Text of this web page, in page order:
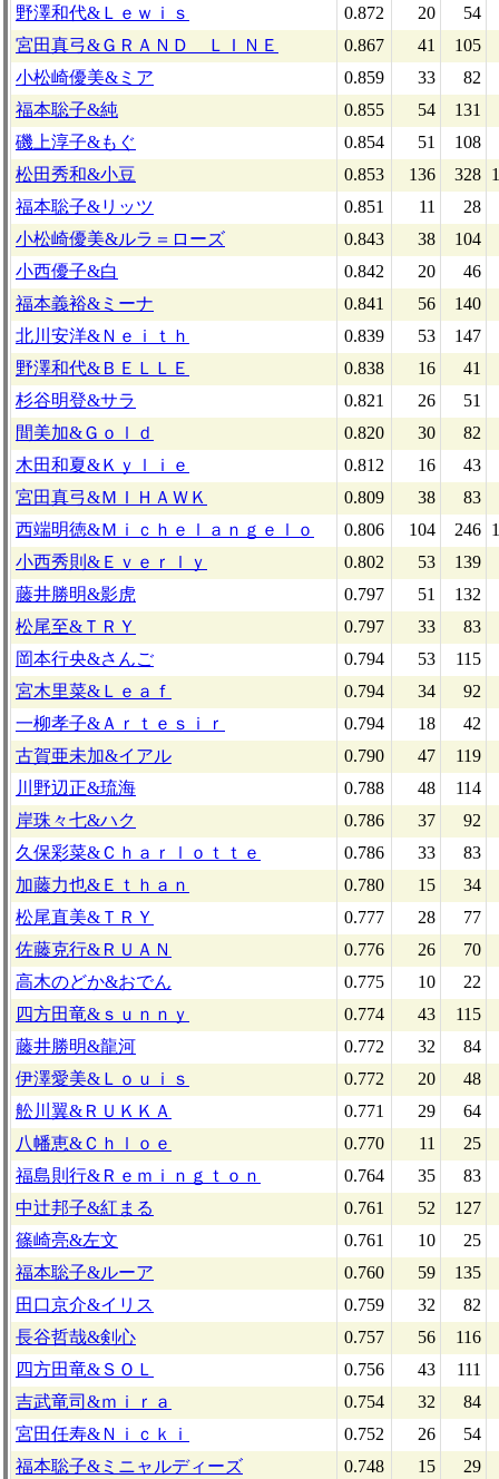
野澤和代&Ｌｅｗｉｓ
0.872 20
54
宮田真弓&ＧＲＡＮＤ ＬＩＮＥ
0.867 41
105
小松崎優美&ミア
0.859 33
82
福本聡子&純
0.855 54
131
磯上淳子&もぐ
0.854 51
108
松田秀和&小豆
0.853 136 328
福本聡子&リッツ
0.851 11
28
小松崎優美&ルラ＝ローズ
0.843 38
104
小西優子&白
0.842 20
46
福本義裕&ミーナ
0.841 56
140
北川安洋&Ｎｅｉｔｈ
0.839 53
147
野澤和代&ＢＥＬＬＥ
0.838 16
41
杉谷明登&サラ
0.821 26
51
間美加&Ｇｏｌｄ
0.820 30
82
木田和夏&Ｋｙｌｉｅ
0.812 16
43
宮田真弓&ＭＩＨＡＷＫ
0.809 38
83
西端明徳&Ｍｉｃｈｅｌａｎｇｅｌｏ
0.806 104 246
小西秀則&Ｅｖｅｒｌｙ
0.802 53
139
藤井勝明&影虎
0.797 51
132
松尾至&ＴＲＹ
0.797 33
83
岡本行央&さんご
0.794 53
115
宮木里菜&Ｌｅａｆ
0.794 34
92
一柳孝子&Ａｒｔｅｓｉｒ
0.794 18
42
古賀亜未加&イアル
0.790 47
119
川野辺正&琉海
0.788 48
114
岸珠々七&ハク
0.786 37
92
久保彩菜&Ｃｈａｒｌｏｔｔｅ
0.786 33
83
加藤力也&Ｅｔｈａｎ
0.780 15
34
松尾直美&ＴＲＹ
0.777 28
77
佐藤克行&ＲＵＡＮ
0.776 26
70
高木のどか&おでん
0.775 10
22
四方田竜&ｓｕｎｎｙ
0.774 43
115
藤井勝明&龍河
0.772 32
84
伊澤愛美&Ｌｏｕｉｓ
0.772 20
48
舩川翼&ＲＵＫＫＡ
0.771 29
64
八幡恵&Ｃｈｌｏｅ
0.770 11
25
福島則行&Ｒｅｍｉｎｇｔｏｎ
0.764 35
83
中辻邦子&紅まる
0.761 52
127
篠崎亮&左文
0.761 10
25
福本聡子&ルーア
0.760 59
135
田口京介&イリス
0.759 32
82
長谷哲哉&剣心
0.757 56
116
四方田竜&ＳＯＬ
0.756 43
111
吉武竜司&ｍｉｒａ
0.754 32
84
宮田任寿&Ｎｉｃｋｉ
0.752 26
54
福本聡子&ミニャルディーズ
0.748 15
29